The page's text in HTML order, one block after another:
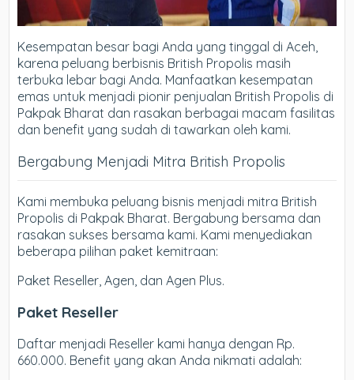
Kesempatan besar bagi Anda yang tinggal di Aceh,
karena peluang berbisnis British Propolis masih
terbuka lebar bagi Anda. Manfaatkan kesempatan
emas untuk menjadi pionir penjualan British Propolis di
Pakpak Bharat dan rasakan berbagai macam fasilitas
dan benefit yang sudah di tawarkan oleh kami.
Bergabung Menjadi Mitra British Propolis
Kami membuka peluang bisnis menjadi mitra British
Propolis di Pakpak Bharat. Bergabung bersama dan
rasakan sukses bersama kami. Kami menyediakan
beberapa pilihan paket kemitraan:
Paket Reseller, Agen, dan Agen Plus.
Paket Reseller
Daftar menjadi Reseller kami hanya dengan Rp.
660.000. Benefit yang akan Anda nikmati adalah: